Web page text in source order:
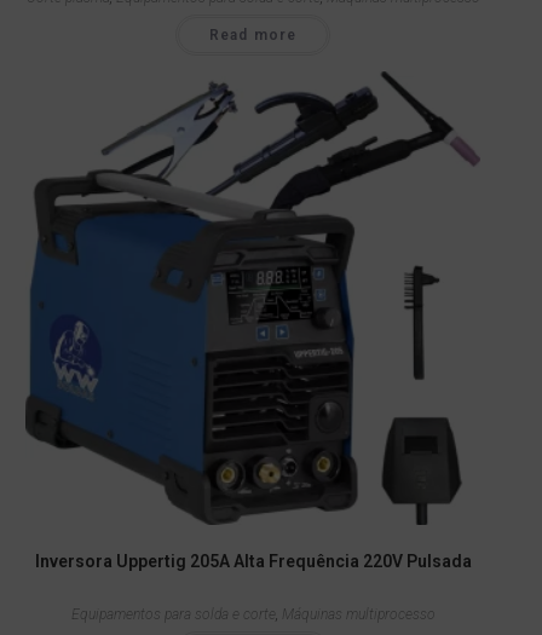
Read more
Inversora Uppertig 205A Alta Frequência 220V Pulsada
Equipamentos para solda e corte, Máquinas multiprocesso